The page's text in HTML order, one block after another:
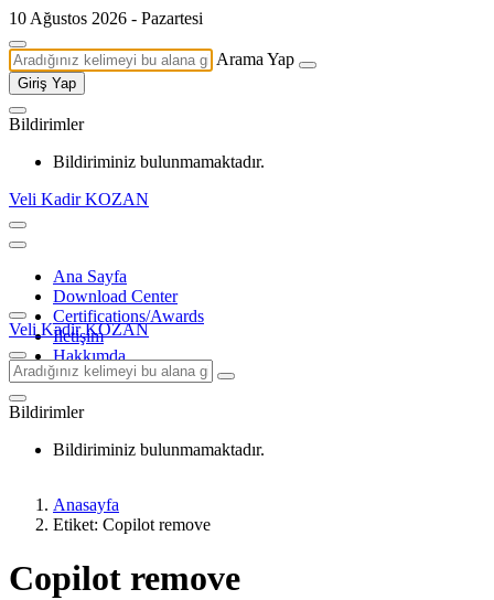
10 Ağustos 2026 - Pazartesi
Arama Yap
Giriş Yap
Bildirimler
Bildiriminiz bulunmamaktadır.
Veli Kadir KOZAN
Ana Sayfa
Download Center
Certifications/Awards
İletişim
Hakkımda
Veli Kadir KOZAN
Bildirimler
Bildiriminiz bulunmamaktadır.
Anasayfa
Etiket: Copilot remove
Copilot remove